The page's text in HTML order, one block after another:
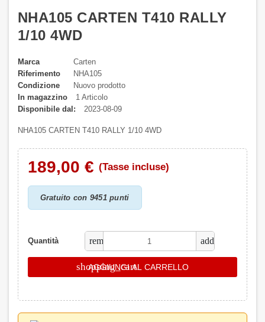
NHA105 CARTEN T410 RALLY
1/10 4WD
Marca
Carten
Riferimento
NHA105
Condizione
Nuovo prodotto
In magazzino
1 Articolo
Disponibile dal:
2023-08-09
NHA105 CARTEN T410 RALLY 1/10 4WD
189,00 € (Tasse incluse)
Gratuito con 9451 punti
Quantità remove add
shopping_cart
AGGIUNGI AL CARRELLO